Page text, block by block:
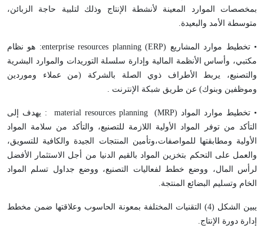
بمخصصات الموارد المعينة لأنشطة الإنتاج وذلك لتلبية حاجة الزبائن،
متوسطة الأمد والبعيدة.
• تخطيط موارد المشاريع (ERP
)
enterprise resources planning: هو نظام
مكتبي، وأساس الأنظمة المالية وإدارة سلسلة التوريدات والموارد البشرية
والتصنيع، يربط الأطراف ذوي الصلة بالشركة (من عملاء وموردين
وموظفين وبنوك) عن طريق شبكة الإنترنت .
• تخطيط موارد المواد (MRP
)
material resources planning : يهدف إلى
التأكد من توفر المواد الأولية اللازمة للتصنيع، والتأكد من سلامة المواد
الأولية ومطابقتها للمواصفات،وتأمين المنتجات الجيدة والكافية للتسويق،
والعمل على التحكم بتخزين المواد بالقيم الدنيا من أجل الاستثمار الأفضل
لرأس المال، ووضع خطط لفعاليات التصنيع، ووضع جداول تسلم المواد
الخام وتسليم البضائع المنتجة.
يبين الشكل (4) التقنيات المختلفة بمعونة الحاسوب وعلاقتها ضمن مخطط
إدارة دورة الإنتاج.